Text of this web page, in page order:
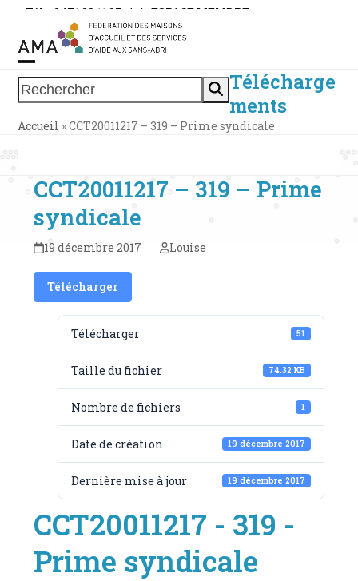
Skip
content
Tél. : 0471 38 11 37 | | ESPACE MEMBRE
Rechercher
Open
mobile
menu
Close
mobile
menu
Télécharge
ments
Accueil »CCT20011217 – 319 – Prime syndicale
CCT20011217 – 319 – Prime
syndicale
19 décembre 2017 Louise
Télécharger
Télécharger 51
Taille du fichier 74.32 KB
Nombre de fichiers 1
Date de création 19 décembre 2017
Dernière mise à jour 19 décembre 2017
CCT20011217 - 319 -
Prime syndicale